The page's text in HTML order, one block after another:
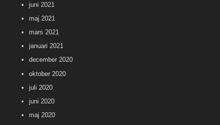
juni 2021
maj 2021
mars 2021
januari 2021
december 2020
oktober 2020
juli 2020
juni 2020
maj 2020